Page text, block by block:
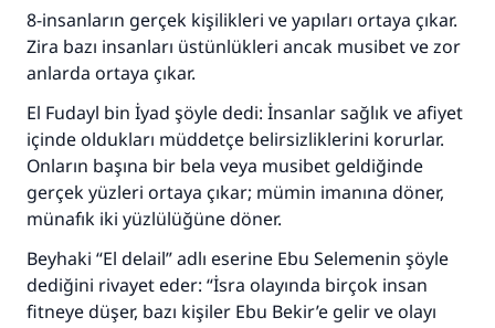
8-insanların gerçek kişilikleri ve yapıları ortaya çıkar.
Zira bazı insanları üstünlükleri ancak musibet ve zor
anlarda ortaya çıkar.
El Fudayl bin İyad şöyle dedi: İnsanlar sağlık ve afiyet
içinde oldukları müddetçe belirsizliklerini korurlar.
Onların başına bir bela veya musibet geldiğinde
gerçek yüzleri ortaya çıkar; mümin imanına döner,
münafık iki yüzlülüğüne döner.
Beyhaki “El delail” adlı eserine Ebu Selemenin şöyle
dediğini rivayet eder: “İsra olayında birçok insan
fitneye düşer, bazı kişiler Ebu Bekir’e gelir ve olayı
Şimdi katkı yapın!